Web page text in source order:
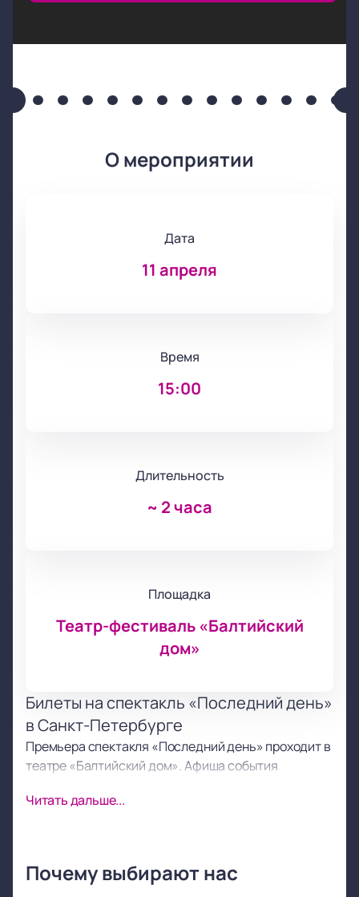
О мероприятии
Дата
11 апреля
Время
15:00
Длительность
~ 2 часа
Площадка
Театр-фестиваль «Балтийский
дом»
Билеты на спектакль «Последний день»
в Санкт-Петербурге
Премьера спектакля «Последний день» проходит в
театре «Балтийский дом». Афиша события
интересуются современным искусством и
или по телефону. Выберите места на схеме зала.
Цена зависит от выбранных мест. Узнать
Читать дальше...
Почему выбирают нас